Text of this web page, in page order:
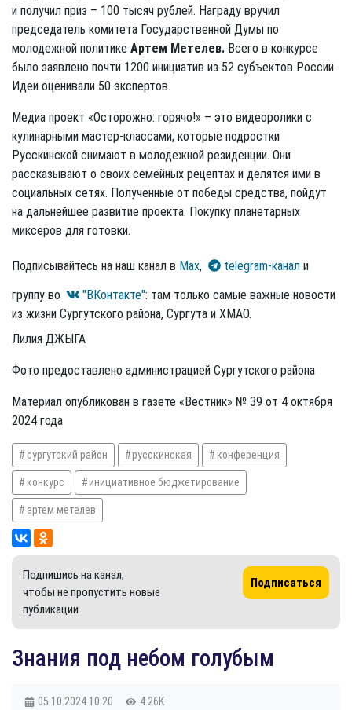
и получил приз – 100 тысяч руб­лей. Награду вручил
председатель комитета Государственной Думы по
молодежной политике Артем Метелев. Всего в конкурсе
было заявлено почти 1200 инициатив из 52 субъектов России.
Идеи оценивали 50 экспертов.
Медиа проект «Осторожно: горячо!» – это видеоролики с
кулинарными мастер-классами, которые подростки
Русскинской снимают в молодежной резиденции. Они
рассказывают о своих семейных рецептах и делятся ими в
социальных сетях. Полученные от победы средства, пойдут
на дальнейшее развитие проекта. Покупку планетарных
миксеров для готовки.
Подписывайтесь на наш канал в Max, telegram-канал и
группу во
"ВКонтакте": там только самые важные новости
из жизни Сургутского района, Сургута и ХМАО.
Лилия ДЖЫГА
Фото предоставлено администрацией Сургутского района
Материал опубликован в газете «Вестник» № 39 от 4 октября
2024 года
сургутский район русскинская конференция
конкурс инициативное бюджетирование
артем метелев
Подпишись на канал,
чтобы не пропустить новые
публикации
Подписаться
​Знания под небом голубым
05.10.2024 10:20
4.26K